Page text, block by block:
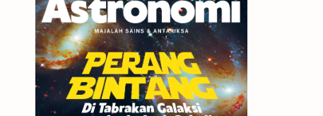
Nebula Sponsored
Matahari Featured
Mars Planet Katai
GMT 2016 History